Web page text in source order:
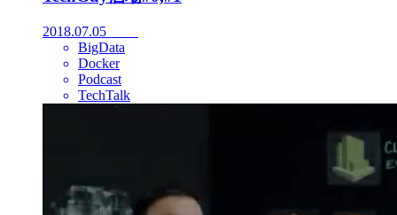
2018.07.05
BigData
Docker
Podcast
TechTalk